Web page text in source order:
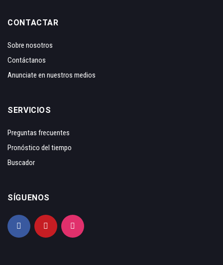
CONTACTAR
Sobre nosotros
Contáctanos
Anunciate en nuestros medios
SERVICIOS
Preguntas frecuentes
Pronóstico del tiempo
Buscador
SÍGUENOS